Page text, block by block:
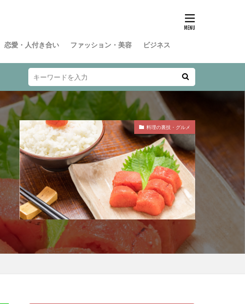
恋愛・人付き合い ファッション・美容 ビジネス
料理の裏技・グルメ